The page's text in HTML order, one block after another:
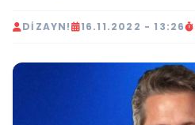
DIZAYN! 16.11.2022 - 13:26